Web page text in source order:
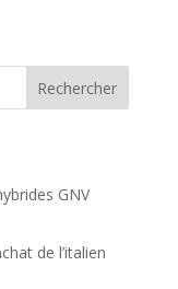
Rechercher
GNV
de l’italien